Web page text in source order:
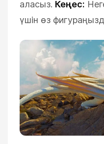
аласыз. Кеңес:
үшін өз